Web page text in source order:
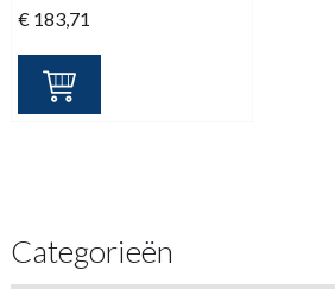
€ 183,71
Categorieën